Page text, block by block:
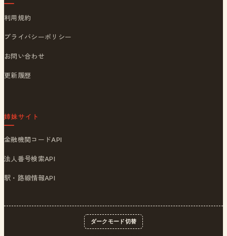
利用規約
プライバシーポリシー
お問い合わせ
更新履歴
姉妹サイト
金融機関コードAPI
法人番号検索API
駅・路線情報API
ダークモード切替